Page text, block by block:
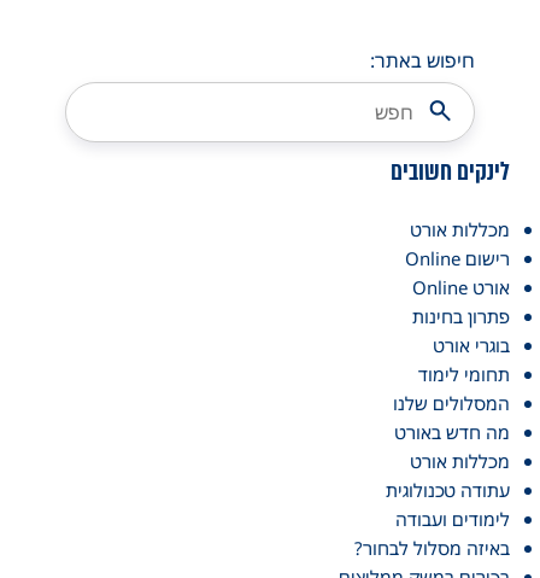
חיפוש באתר:
לינקים חשובים
מכללות אורט
רישום Online
אורט Online
פתרון בחינות
בוגרי אורט
תחומי לימוד
המסלולים שלנו
מה חדש באורט
מכללות אורט
עתודה טכנולוגית
לימודים ועבודה
באיזה מסלול לבחור?